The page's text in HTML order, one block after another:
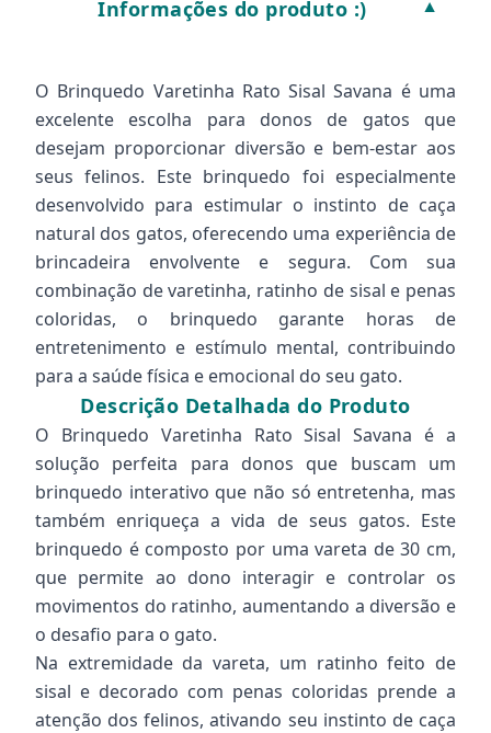
Informações do produto :) ▼
O Brinquedo Varetinha Rato Sisal Savana é uma
excelente escolha para donos de gatos que
desejam proporcionar diversão e bem-estar aos
seus felinos. Este brinquedo foi especialmente
desenvolvido para estimular o instinto de caça
natural dos gatos, oferecendo uma experiência de
brincadeira envolvente e segura. Com sua
combinação de varetinha, ratinho de sisal e penas
coloridas, o brinquedo garante horas de
entretenimento e estímulo mental, contribuindo
para a saúde física e emocional do seu gato.
Descrição Detalhada do Produto
O Brinquedo Varetinha Rato Sisal Savana é a
solução perfeita para donos que buscam um
brinquedo interativo que não só entretenha, mas
também enriqueça a vida de seus gatos. Este
brinquedo é composto por uma vareta de 30 cm,
que permite ao dono interagir e controlar os
movimentos do ratinho, aumentando a diversão e
o desafio para o gato.
Na extremidade da vareta, um ratinho feito de
sisal e decorado com penas coloridas prende a
atenção dos felinos, ativando seu instinto de caça